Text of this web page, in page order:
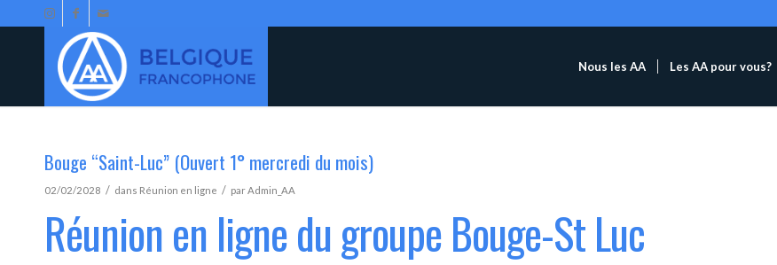
Nous les AA Les AA pour vous?
Bouge “Saint-Luc” (Ouvert 1° mercredi du mois)
02/02/2028 / dans Réunion en ligne / parAdmin_AA
Réunion en ligne du groupe Bouge-St Luc